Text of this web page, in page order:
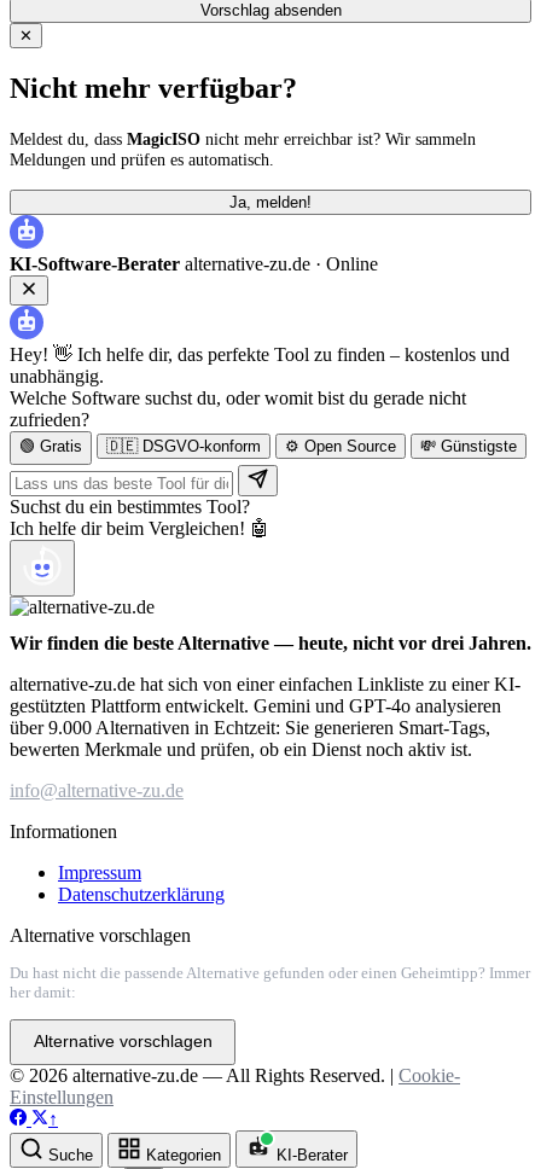
Vorschlag absenden
✕
Nicht mehr verfügbar?
Meldest du, dass MagicISO nicht mehr erreichbar ist? Wir sammeln
Meldungen und prüfen es automatisch.
Ja, melden!
KI-Software-Berater alternative-zu.de · Online
Hey! 👋 Ich helfe dir, das perfekte Tool zu finden – kostenlos und
unabhängig.
Welche Software suchst du, oder womit bist du gerade nicht
zufrieden?
🟢 Gratis 🇩🇪 DSGVO-konform ⚙️ Open Source 💸 Günstigste
Suchst du ein bestimmtes Tool?
Ich helfe dir beim Vergleichen! 🤖
Wir finden die beste Alternative — heute, nicht vor drei Jahren.
alternative-zu.de hat sich von einer einfachen Linkliste zu einer KI-
gestützten Plattform entwickelt. Gemini und GPT-4o analysieren
über 9.000 Alternativen in Echtzeit: Sie generieren Smart-Tags,
bewerten Merkmale und prüfen, ob ein Dienst noch aktiv ist.
info@alternative-zu.de
Informationen
Impressum
Datenschutzerklärung
Alternative vorschlagen
Du hast nicht die passende Alternative gefunden oder einen Geheimtipp? Immer
her damit:
Alternative vorschlagen
© 2026 alternative-zu.de — All Rights Reserved. | Cookie-
Einstellungen
↑
Suche Kategorien KI-Berater